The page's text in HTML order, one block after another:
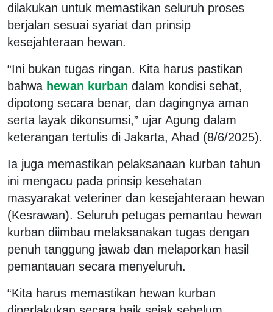
dilakukan untuk memastikan seluruh proses
berjalan sesuai syariat dan prinsip
kesejahteraan hewan.
“Ini bukan tugas ringan. Kita harus pastikan
bahwa hewan kurban dalam kondisi sehat,
dipotong secara benar, dan dagingnya aman
serta layak dikonsumsi,” ujar Agung dalam
keterangan tertulis di Jakarta, Ahad (8/6/2025).
Ia juga memastikan pelaksanaan kurban tahun
ini mengacu pada prinsip kesehatan
masyarakat veteriner dan kesejahteraan hewan
(Kesrawan). Seluruh petugas pemantau hewan
kurban diimbau melaksanakan tugas dengan
penuh tanggung jawab dan melaporkan hasil
pemantauan secara menyeluruh.
“Kita harus memastikan hewan kurban